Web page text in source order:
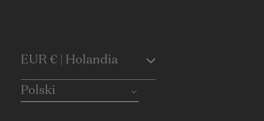
C
o
EUR € | Holandia
Polski